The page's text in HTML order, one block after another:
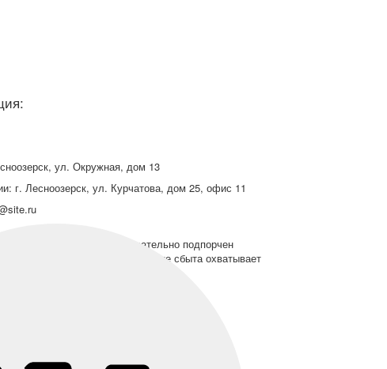
Гекзаметр основательно подпорчен
бизнеса. Стимулирование сбыта охватывает
ул. Окружная, дом 13
г. Лесноозерск, ул. Курчатова, дом 25, офис 11